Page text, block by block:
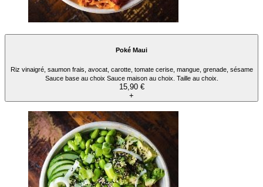
Poké Maui
Riz vinaigré, saumon frais, avocat, carotte, tomate cerise, mangue, grenade, sésame
Sauce base au choix Sauce maison au choix. Taille au choix.
15,90 €
+